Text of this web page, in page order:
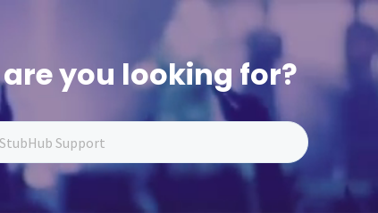
you looking for?